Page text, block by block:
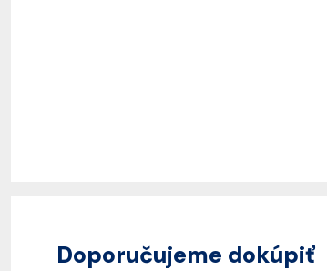
Doporučujeme dokúpiť